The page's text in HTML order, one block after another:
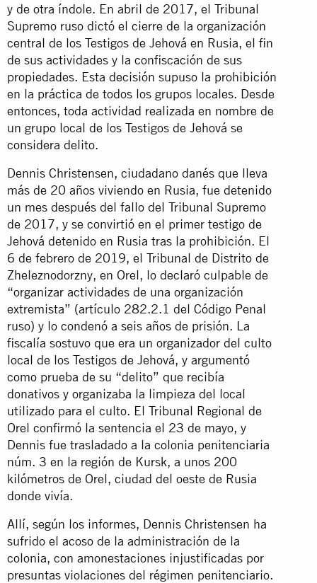
y de otra índole. En abril de 2017, el Tribunal
Supremo ruso dictó el cierre de la organización
central de los Testigos de Jehová en Rusia, el fin
de sus actividades y la confiscación de sus
propiedades. Esta decisión supuso la prohibición
en la práctica de todos los grupos locales. Desde
entonces, toda actividad realizada en nombre de
un grupo local de los Testigos de Jehová se
considera delito.
Dennis Christensen, ciudadano danés que lleva
más de 20 años viviendo en Rusia, fue detenido
un mes después del fallo del Tribunal Supremo
de 2017, y se convirtió en el primer testigo de
Jehová detenido en Rusia tras la prohibición. El
6 de febrero de 2019, el Tribunal de Distrito de
Zheleznodorzny, en Orel, lo declaró culpable de
“organizar actividades de una organización
extremista” (artículo 282.2.1 del Código Penal
ruso) y lo condenó a seis años de prisión. La
fiscalía sostuvo que era un organizador del culto
local de los Testigos de Jehová, y argumentó
como prueba de su “delito” que recibía
donativos y organizaba la limpieza del local
utilizado para el culto. El Tribunal Regional de
Orel confirmó la sentencia el 23 de mayo, y
Dennis fue trasladado a la colonia penitenciaria
núm. 3 en la región de Kursk, a unos 200
kilómetros de Orel, ciudad del oeste de Rusia
donde vivía.
Allí, según los informes, Dennis Christensen ha
sufrido el acoso de la administración de la
colonia, con amonestaciones injustificadas por
presuntas violaciones del régimen penitenciario.